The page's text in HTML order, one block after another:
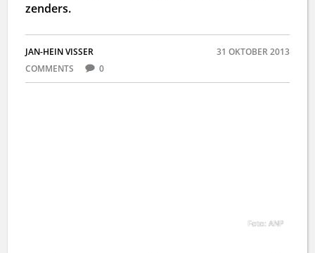
zenders.
JAN-HEIN VISSER
31 OKTOBER 2013
COMMENTS
0
Foto: ANP